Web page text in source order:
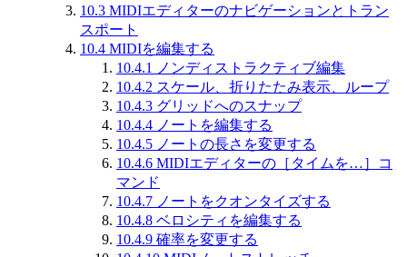
10.3 MIDIエディターのナビゲーションとトラン
スポート
10.4 MIDIを編集する
10.4.1
ノンディストラクティブ編集
10.4.2 スケール、折りたたみ表示、ループ
10.4.3 グリッドへのスナップ
10.4.4 ノートを編集する
10.4.5 ノートの長さを変更する
10.4.6 MIDIエディターの［タイムを…］コ
マンド
10.4.7 ノートをクオンタイズする
10.4.8 ベロシティを編集する
10.4.9 確率を変更する